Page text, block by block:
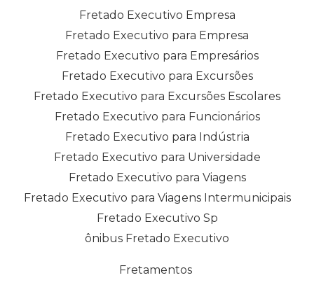
Fretado Executivo Empresa
Fretado Executivo para Empresa
Fretado Executivo para Empresários
Fretado Executivo para Excursões
Fretado Executivo para Excursões Escolares
Fretado Executivo para Funcionários
Fretado Executivo para Indústria
Fretado Executivo para Universidade
Fretado Executivo para Viagens
Fretado Executivo para Viagens Intermunicipais
Fretado Executivo Sp
ônibus Fretado Executivo
Fretamentos